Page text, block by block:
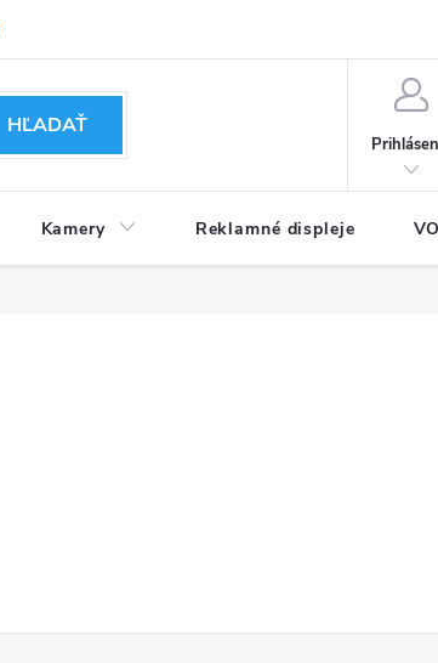
HĽADAŤ
Kamery Reklamné displeje